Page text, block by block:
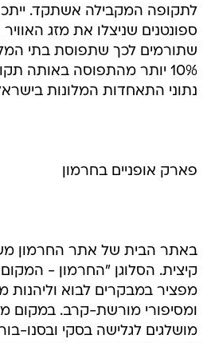
לתקופה המקבילה אשתקד.
ספונטנים שניצלו את מזג
10% יותר מהתפוסה באותה
נתוני התאחדות המלונות
פארק אופניים בחרמון
באתר הבית של אתר החרמון
קיצית. הסלוגן "החרמון -
מפציר במבקרים לבוא וליהנות
ומסיפורי מורשת-קרב. במקום
מושלגים לגלישה בסקי ובסנו-